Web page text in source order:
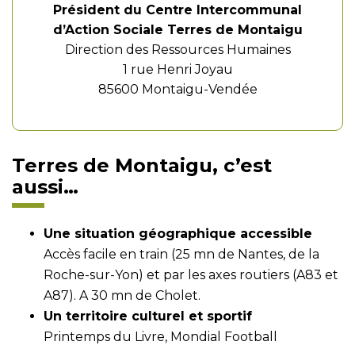
Président du Centre Intercommunal
d’Action Sociale Terres de Montaigu
Direction des Ressources Humaines
1 rue Henri Joyau
85600 Montaigu-Vendée
Terres de Montaigu, c’est
aussi…
Une situation géographique accessible
Accès facile en train (25 mn de Nantes, de la
Roche-sur-Yon) et par les axes routiers (A83 et
A87). A 30 mn de Cholet.
Un territoire culturel et sportif
Printemps du Livre, Mondial Football